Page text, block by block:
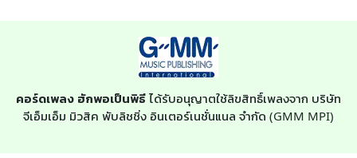
คอร์ดเพลง ฮักพอเป็นพิธี ได้รับอนุญาตใช้ลิขสิทธิ์เพลงจาก บริษัท
จีเอ็มเอ็ม มิวสิค พับลิชชิ่ง อินเตอร์เนชั่นแนล จำกัด (GMM MPI)